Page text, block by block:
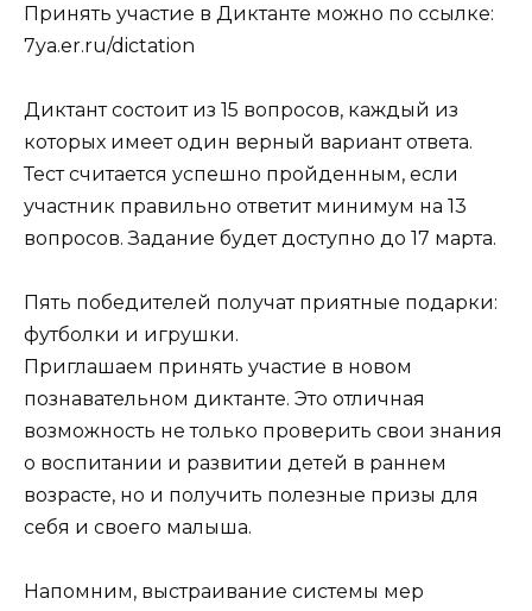
Принять участие в Диктанте можно по ссылке:
7ya.er.ru/dictation
Диктант состоит из 15 вопросов, каждый из
которых имеет один верный вариант ответа.
Тест считается успешно пройденным, если
участник правильно ответит минимум на 13
вопросов. Задание будет доступно до 17 марта.
Пять победителей получат приятные подарки:
футболки и игрушки.
Приглашаем принять участие в новом
познавательном диктанте. Это отличная
возможность не только проверить свои знания
о воспитании и развитии детей в раннем
возрасте, но и получить полезные призы для
себя и своего малыша.
Напомним, выстраивание системы мер